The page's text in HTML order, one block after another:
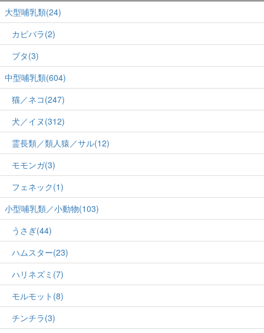
大型哺乳類(24)
カピバラ(2)
ブタ(3)
中型哺乳類(604)
猫／ネコ(247)
犬／イヌ(312)
霊長類／類人猿／サル(12)
モモンガ(3)
フェネック(1)
小型哺乳類／小動物(103)
うさぎ(44)
ハムスター(23)
ハリネズミ(7)
モルモット(8)
チンチラ(3)